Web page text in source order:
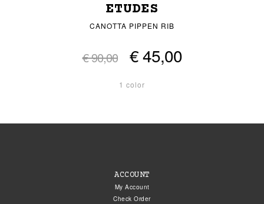
ETUDES
CANOTTA PIPPEN RIB
€ 90,00 € 45,00
1 color
ACCOUNT
My Account
Check Order